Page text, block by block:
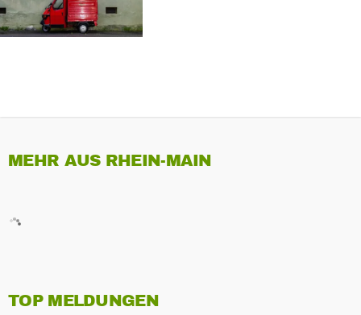
MEHR AUS RHEIN-MAIN
TOP MELDUNGEN